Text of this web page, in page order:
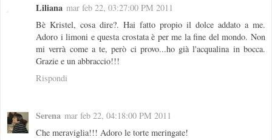
Liliana mar feb 22, 03:27:00 PM 2011
Bè Kristel, cosa dire?. Hai fatto propio il dolce addato a me.
Adoro i limoni e questa crostata è per me la fine del mondo. Non
mi verrà come a te, però ci provo...ho già l'acqualina in bocca.
Grazie e un abbraccio!!!
Rispondi
Serena mar feb 22, 04:18:00 PM 2011
Che meraviglia!!! Adoro le torte meringate!